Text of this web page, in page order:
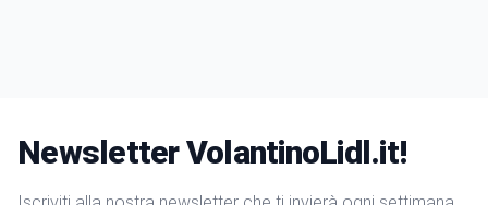
Newsletter VolantinoLidl.it!